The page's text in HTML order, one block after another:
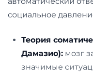
социальное
Теория
Дамазио): мозг
значимые